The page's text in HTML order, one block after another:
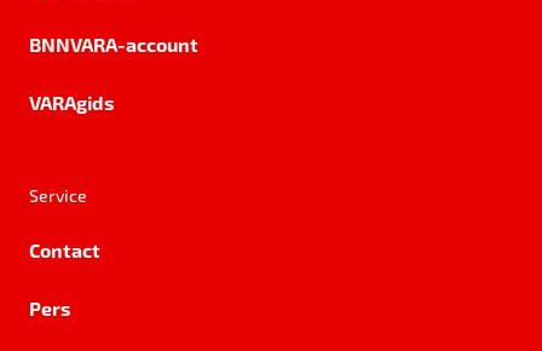
BNNVARA-account
VARAgids
Service
Contact
Pers